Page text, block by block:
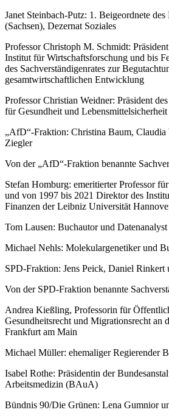
Janet Steinbach-Putz: 1. Beigeordnete
(Sachsen), Dezernat Soziales
Professor Christoph M. Schmidt:
Institut für Wirtschaftsforschung und bis
des Sachverständigenrates zur
gesamtwirtschaftlichen Entwicklung
Professor Christian Weidner: Präsident
für Gesundheit und Lebensmittelsicherheit
„AfD“-Fraktion: Christina Baum,
Ziegler
Von der „AfD“-Fraktion benannte
Stefan Homburg: emeritierter Professor
und von 1997 bis 2021 Direktor des
Finanzen der Leibniz Universität
Tom Lausen: Buchautor und Datenanalyst
Michael Nehls: Molekulargenetiker und
SPD-Fraktion: Jens Peick, Daniel Rinkert
Von der SPD-Fraktion benannte
Andrea Kießling, Professorin für
Gesundheitsrecht und Migrationsrecht an
Frankfurt am Main
Michael Müller: ehemaliger Regierender
Isabel Rothe: Präsidentin der
Arbeitsmedizin (BAuA)
Bündnis 90/Die Grünen: Lena Gumnior